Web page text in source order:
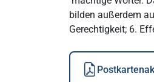
bilden außerdem
Gerechtigkeit; 6.